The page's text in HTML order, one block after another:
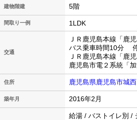
建物階建 5階
間取り一例 1LDK
交通
ＪＲ鹿児島本線「鹿
バス乗車時間10分
ＪＲ鹿児島本線「鹿
鹿児島市電２系統「
住所 鹿児島県鹿児島市城
築年月 2016年2月
給湯 / バストイレ別 /